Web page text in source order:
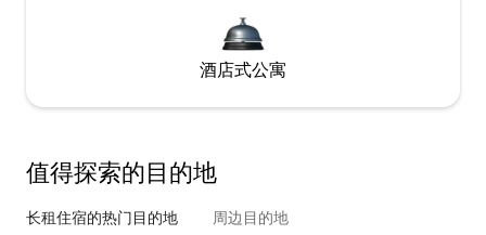
酒店式公寓
值得探索的目的地
长租住宿的热门目的地 周边目的地